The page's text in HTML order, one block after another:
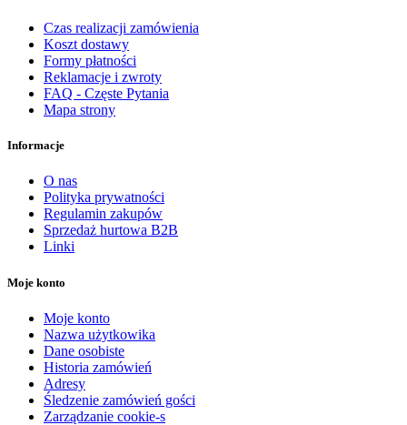
Czas realizacji zamówienia
Koszt dostawy
Formy płatności
Reklamacje i zwroty
FAQ - Częste Pytania
Mapa strony
Informacje
O nas
Polityka prywatności
Regulamin zakupów
Sprzedaż hurtowa B2B
Linki
Moje konto
Moje konto
Nazwa użytkowika
Dane osobiste
Historia zamówień
Adresy
Śledzenie zamówień gości
Zarządzanie cookie-s